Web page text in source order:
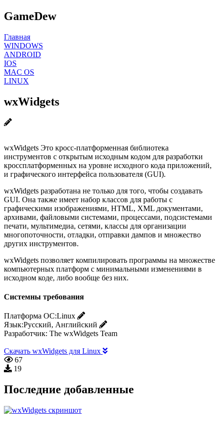
GameDew
Главная
WINDOWS
ANDROID
IOS
MAC OS
LINUX
wxWidgets
wxWidgets Это кросс-платформенная библиотека
инструментов с открытым исходным кодом для разработки
кроссплатформенных на уровне исходного кода приложений,
и графического интерфейса пользователя (GUI).
wxWidgets разработана не только для того, чтобы создавать
GUI. Она также имеет набор классов для работы с
графическими изображениями, HTML, XML документами,
архивами, файловыми системами, процессами, подсистемами
печати, мультимедиа, сетями, классы для организации
многопоточности, отладки, отправки дампов и множество
других инструментов.
wxWidgets позволяет компилировать программы на множестве
компьютерных платформ с минимальными изменениями в
исходном коде, либо вообще без них.
Системны требования
Платформа ОС:Linux
Язык:Русский, Английский
Разработчик: The wxWidgets Team
Скачать wxWidgets для Linux
67
19
Последние добавленные